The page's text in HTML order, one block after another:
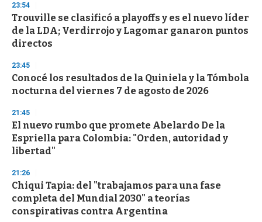
d
s
o
f
3
s
e
c
o
d
s
23:54
Trouville se clasificó a playoffs y es el nuevo líder
de la LDA; Verdirrojo y Lagomar ganaron puntos
directos
23:45
Conocé los resultados de la Quiniela y la Tómbola
nocturna del viernes 7 de agosto de 2026
21:45
El nuevo rumbo que promete Abelardo De la
Espriella para Colombia: "Orden, autoridad y
libertad"
21:26
Chiqui Tapia: del "trabajamos para una fase
completa del Mundial 2030" a teorías
conspirativas contra Argentina